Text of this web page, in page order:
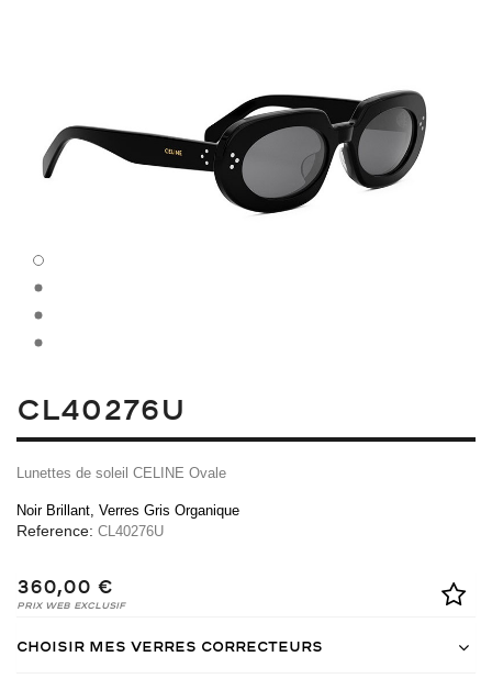
CL40276U
Lunettes de soleil CELINE Ovale
Noir Brillant, Verres Gris Organique
Reference: CL40276U
360,00 €
Prix Web Exclusif
Choisir mes verres correcteurs